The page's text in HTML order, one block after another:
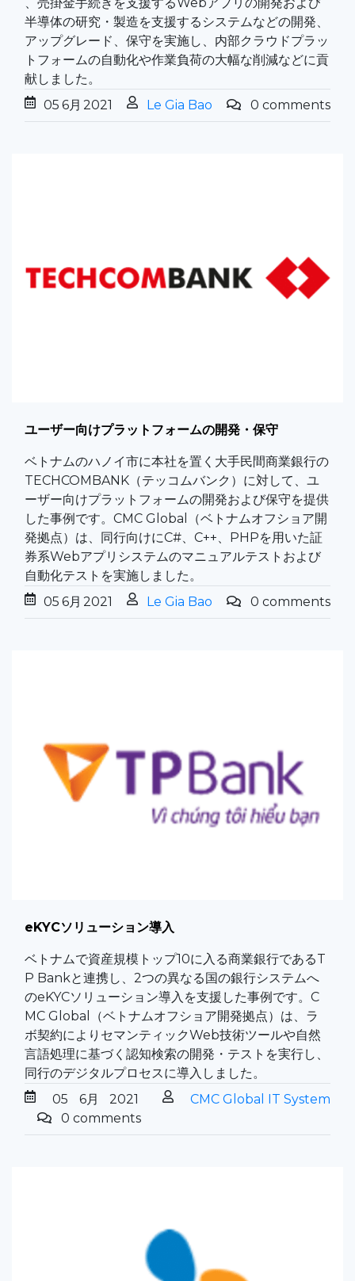
半導体の研究・製造を支援するシステムなどの開発、
アップグレード、保守を実施し、内部クラウドプラッ
トフォームの自動化や作業負荷の大幅な削減などに貢
献しました。
05 6月 2021 Le Gia Bao 0 comments
ユーザー向けプラットフォームの開発・保守​
ベトナムのハノイ市に本社を置く大手民間商業銀行の
TECHCOMBANK（テッコムバンク）に対して、ユ
ーザー向けプラットフォームの開発および保守を提供
した事例です。CMC Global（ベトナムオフショア開
発拠点）は、同行向けにC#、C++、PHPを用いた証
券系Webアプリシステムのマニュアルテストおよび
自動化テストを実施しました。
05 6月 2021 Le Gia Bao 0 comments
eKYCソリューション導入
ベトナムで資産規模トップ10に入る商業銀行であるT
P Bankと連携し、2つの異なる国の銀行システムへ
のeKYCソリューション導入を支援した事例です。C
MC Global（ベトナムオフショア開発拠点）は、ラ
ボ契約によりセマンティックWeb技術ツールや自然
言語処理に基づく認知検索の開発・テストを実行し、
同行のデジタルプロセスに導入しました。
05
6月 2021
CMC Global IT System
0 comments